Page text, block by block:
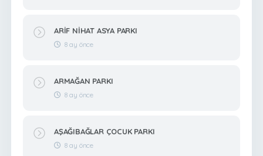
ARİF NİHAT ASYA PARKI
8 ay önce
ARMAĞAN PARKI
8 ay önce
AŞAĞIBAĞLAR ÇOCUK PARKI
8 ay önce